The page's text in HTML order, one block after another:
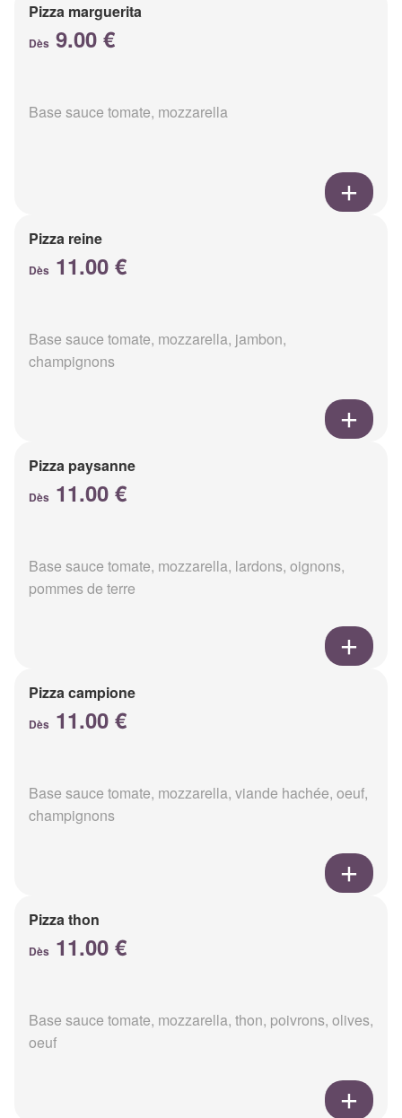
Pizza marguerita
Dès 9.00 €
Base sauce tomate, mozzarella
Pizza reine
Dès 11.00 €
Base sauce tomate, mozzarella, jambon,
champignons
Pizza paysanne
Dès 11.00 €
Base sauce tomate, mozzarella, lardons, oignons,
pommes de terre
Pizza campione
Dès 11.00 €
Base sauce tomate, mozzarella, viande hachée, oeuf,
champignons
Pizza thon
Dès 11.00 €
Base sauce tomate, mozzarella, thon, poivrons, olives,
oeuf